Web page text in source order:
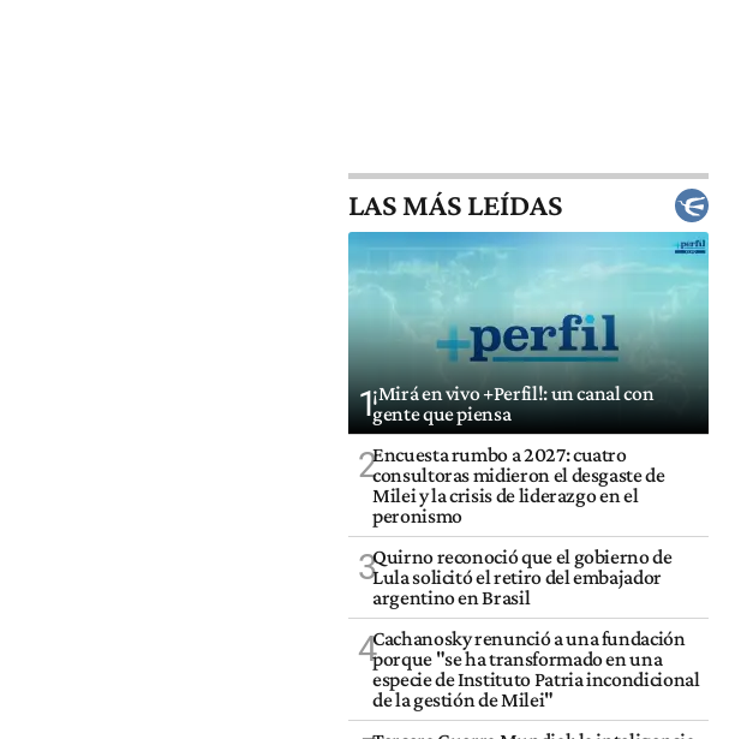
LAS MÁS LEÍDAS
1¡Mirá en vivo +Perfil!: un canal con
gente que piensa
2Encuesta rumbo a 2027: cuatro
consultoras midieron el desgaste de
Milei y la crisis de liderazgo en el
peronismo
3Quirno reconoció que el gobierno de
Lula solicitó el retiro del embajador
argentino en Brasil
4Cachanosky renunció a una fundación
porque "se ha transformado en una
especie de Instituto Patria incondicional
de la gestión de Milei"